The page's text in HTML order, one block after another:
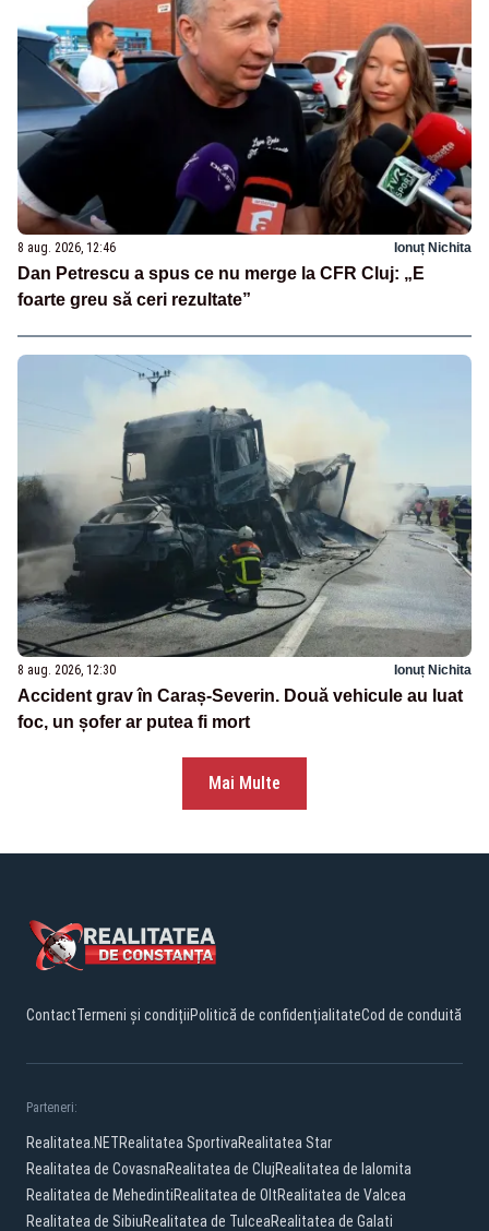
8 aug. 2026, 12:46 Ionuț Nichita
Dan Petrescu a spus ce nu merge la CFR Cluj: „E
foarte greu să ceri rezultate”
8 aug. 2026, 12:30 Ionuț Nichita
Accident grav în Caraș-Severin. Două vehicule au luat
foc, un șofer ar putea fi mort
Mai Multe
ContactTermeni și condițiiPolitică de confidențialitateCod de conduită
Parteneri:
Realitatea.NETRealitatea SportivaRealitatea Star
Realitatea de CovasnaRealitatea de ClujRealitatea de Ialomita
Realitatea de MehedintiRealitatea de OltRealitatea de Valcea
Realitatea de SibiuRealitatea de TulceaRealitatea de Galati